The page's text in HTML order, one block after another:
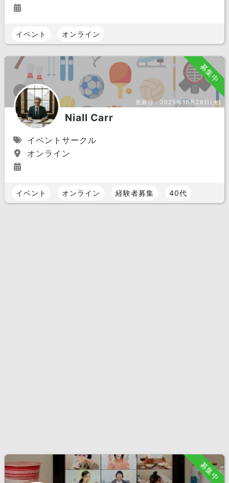
イベント オンライン
募集中
更新日： 2025年10月28日(火)
Niall Carr
イベントサークル
オンライン
イベント オンライン 経験者募集 40代
募集中